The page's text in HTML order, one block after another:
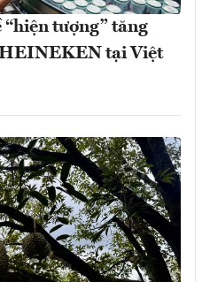
tượng” tăng
tại Việt